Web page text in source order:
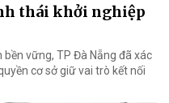
thái khởi nghiệp
vững, TP Đà Nẵng đã xác
cơ sở giữ vai trò kết nối